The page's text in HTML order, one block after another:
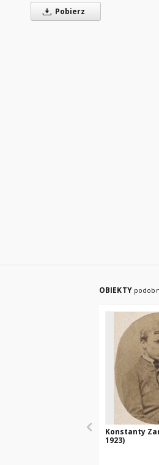
Pobierz
OBIEKTY
Konstanty
1923)